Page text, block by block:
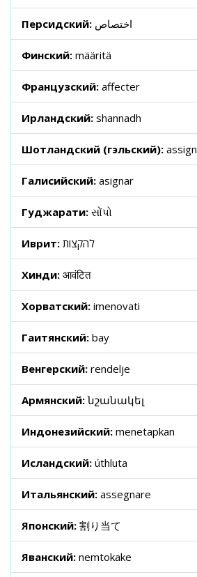
Персидский: اختصاص
Финский: määritä
Французский: affecter
Ирландский: shannadh
Шотландский (гэльский): assign
Галисийский: asignar
Гуджарати: સોંપો
Иврит: להקצות
Хинди: आवंटित
Хорватский: imenovati
Гаитянский: bay
Венгерский: rendelje
Армянский:նշանակել
Индонезийский: menetapkan
Исландский: úthluta
Итальянский: assegnare
Японский: 割り当て
Яванский: nemtokake